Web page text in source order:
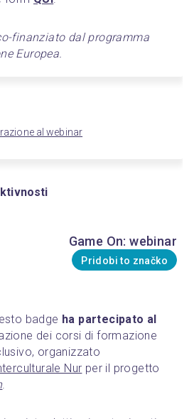
finanziato dal programma
Europea.
al webinar
Game On: webinar
Pridobi to značko
badge ha partecipato al
dei corsi di formazione
organizzato
Nur per il progetto
.